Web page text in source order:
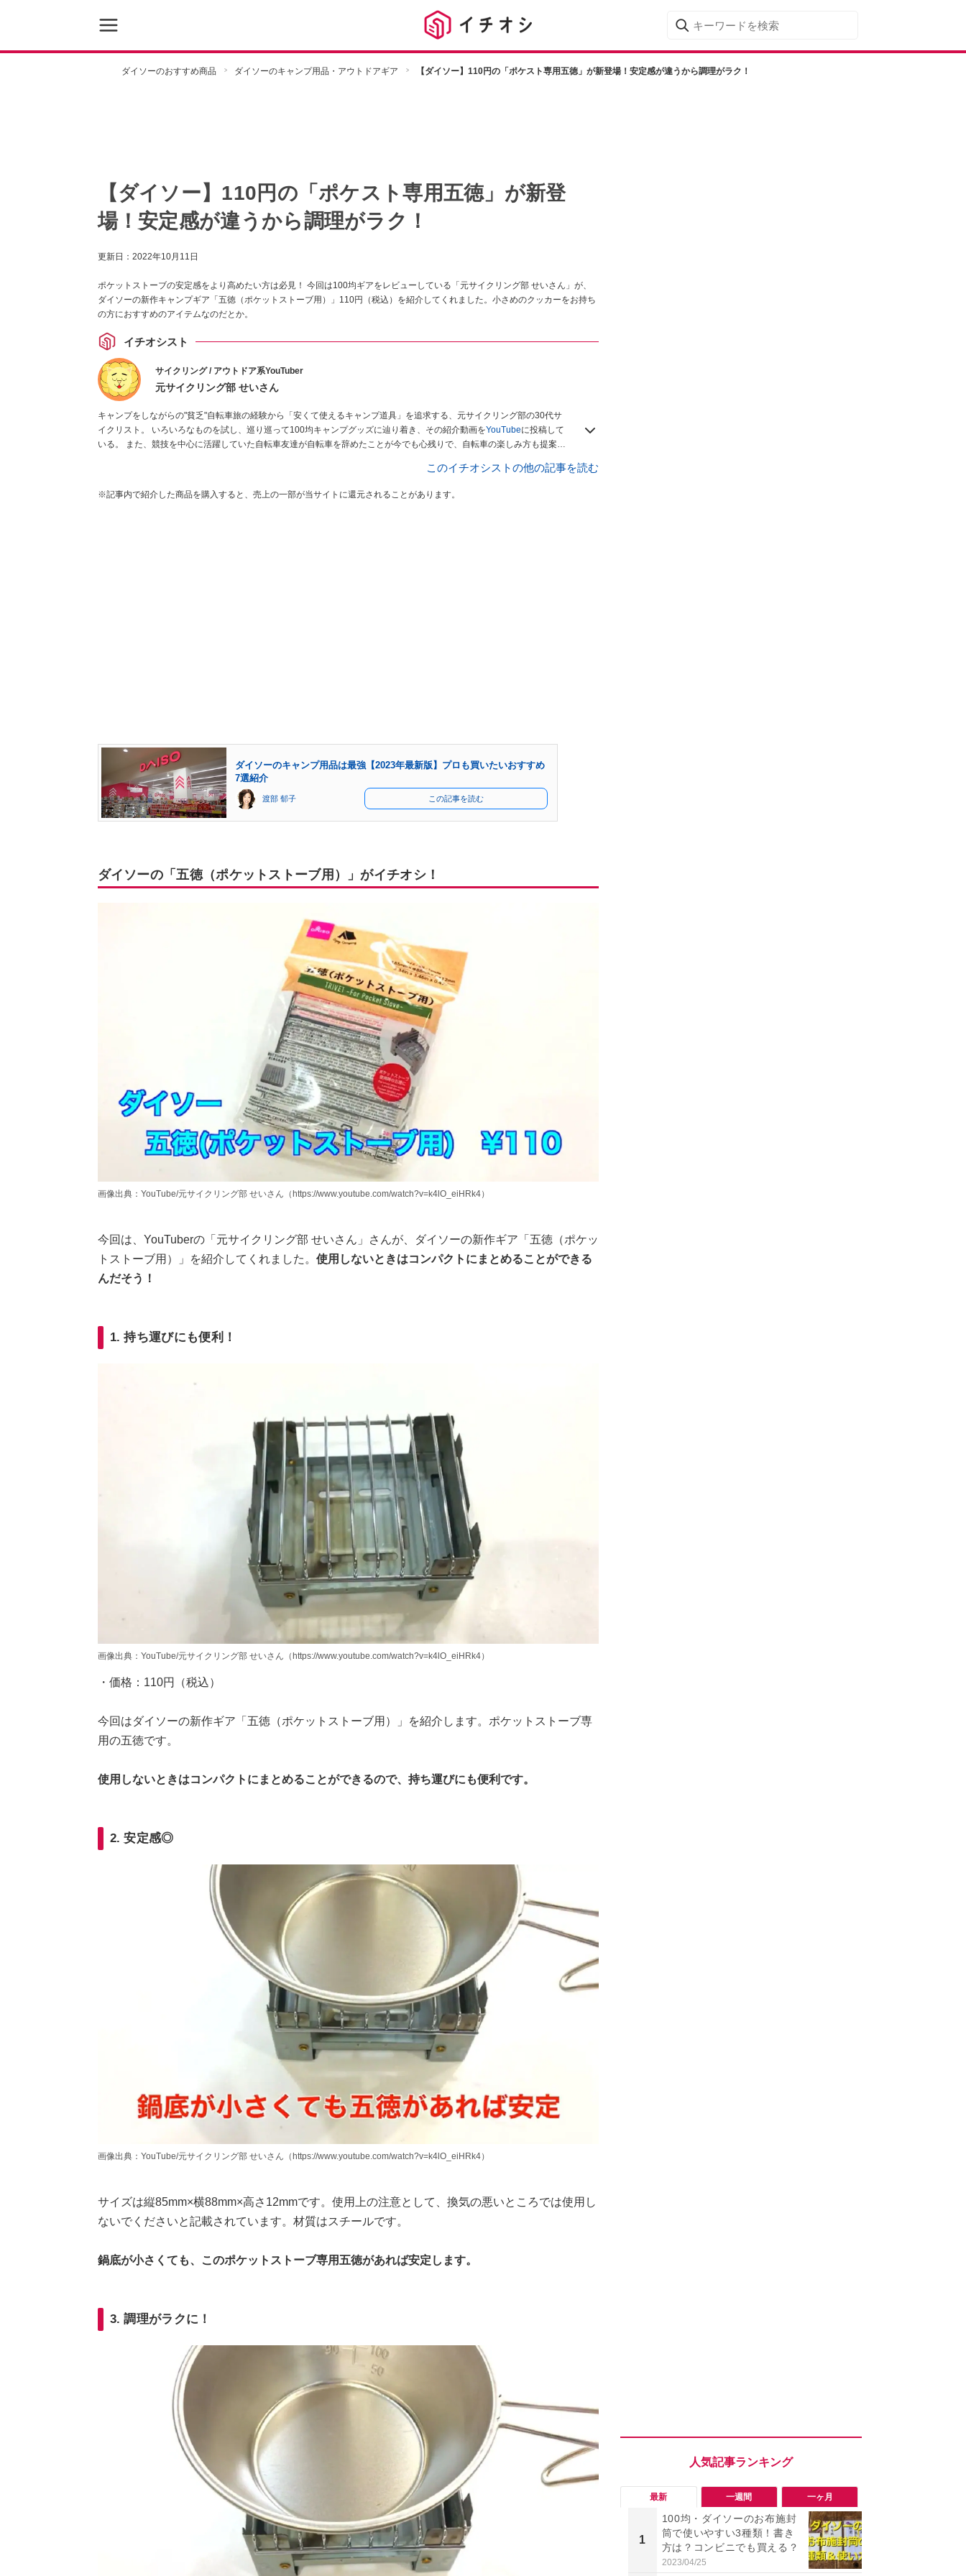
ダイソーのおすすめ商品 ダイソーのキャンプ用品・アウトドアギア 【ダイソー】110円の「ポケスト専用五徳」が新登場！安定感が違うから調理がラク！
【ダイソー】110円の「ポケスト専用五徳」が新登
場！安定感が違うから調理がラク！
更新日： 2022年10月11日
ポケットストーブの安定感をより高めたい方は必見！ 今回は100均ギアをレビューしている「元サイクリング部 せいさん」が、
ダイソーの新作キャンプギア「五徳（ポケットストーブ用）」110円（税込）を紹介してくれました。小さめのクッカーをお持ち
の方におすすめのアイテムなのだとか。
イチオシスト
サイクリング / アウトドア系YouTuber
元サイクリング部 せいさん
キャンプをしながらの"貧乏"自転車旅の経験から「安くて使えるキャンプ道具」を追求する、元サイクリング部の30代サ
イクリスト。 いろいろなものを試し、巡り巡って100均キャンプグッズに辿り着き、その紹介動画をYouTubeに投稿して
いる。 また、競技を中心に活躍していた自転車友達が自転車を辞めたことが今でも心残りで、自転車の楽しみ方も提案し
このイチオシストの他の記事を読む
※記事内で紹介した商品を購入すると、売上の一部が当サイトに還元されることがあります。
ダイソーのキャンプ用品は最強【2023年最新版】プロも買いたいおすすめ
7選紹介
渡部 郁子 この記事を読む
ダイソーの「五徳（ポケットストーブ用）」がイチオシ！
画像出典：YouTube/元サイクリング部 せいさん（https://www.youtube.com/watch?v=k4lO_eiHRk4）
今回は、YouTuberの「元サイクリング部 せいさん」さんが、ダイソーの新作ギア「五徳（ポケッ
トストーブ用）」を紹介してくれました。 使用しないときはコンパクトにまとめることができる
んだそう！
1. 持ち運びにも便利！
画像出典：YouTube/元サイクリング部 せいさん（https://www.youtube.com/watch?v=k4lO_eiHRk4）
・価格：110円（税込）
今回はダイソーの新作ギア「五徳（ポケットストーブ用）」を紹介します。ポケットストーブ専
用の五徳です。
使用しないときはコンパクトにまとめることができるので、持ち運びにも便利です。
2. 安定感◎
画像出典：YouTube/元サイクリング部 せいさん（https://www.youtube.com/watch?v=k4lO_eiHRk4）
サイズは縦85mm×横88mm×高さ12mmです。使用上の注意として、換気の悪いところでは使用し
ないでくださいと記載されています。材質はスチールです。
鍋底が小さくても、このポケットストーブ専用五徳があれば安定します。
3. 調理がラクに！
最新 一週間 一ヶ月
1
100均・ダイソーのお布施封
筒で使いやすい3種類！書き
方は？コンビニでも買える？
2023/04/25